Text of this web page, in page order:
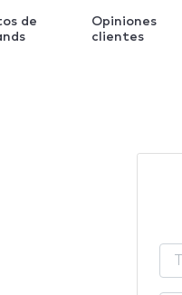
de
Opiniones
clientes